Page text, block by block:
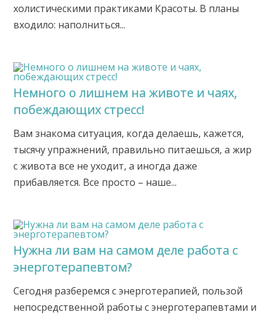
холистическими практиками Красоты. В планы
входило: наполниться...
Немного о лишнем на животe и чаях,
побеждающих стресс!
Вам знакома ситуация, когда делаешь, кажется,
тысячу упражнений, правильно питаешься, а жир
с живота все не уходит, а иногда даже
прибавляется. Все просто – наше...
Нужна ли вам на самом деле работа с
энерготерапевтом?
Сегодня разберемся с энерготерапией, пользой
непосредственной работы с энерготерапевтами и